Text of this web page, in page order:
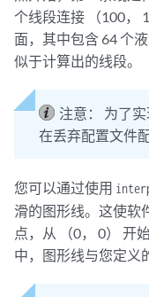
个线段连接 （100，
面，其中包含 64 个
似于计算出的线段。
注意：
为了
在丢弃配置文件
您可以通过使用
滑的图形线。这使软
点，从 （0， 0） 开
中，图形线与您定义